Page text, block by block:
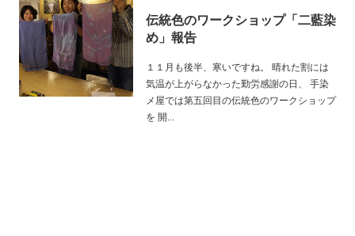
伝統色のワークショップ「二藍染
め」報告
１１月も後半、寒いですね。 晴れた割には
気温が上がらなかった勤労感謝の日、 手染
メ屋では第五回目の伝統色のワークショップ
を 開...